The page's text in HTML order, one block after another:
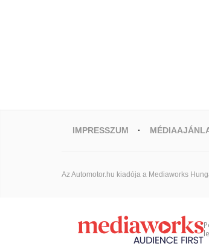
IMPRESSZUM
Az Automotor.hu kiadója a Mediaworks